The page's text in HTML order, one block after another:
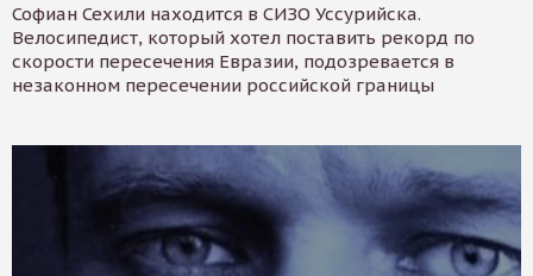
Софиан Сехили находится в СИЗО Уссурийска.
Велосипедист, который хотел поставить рекорд по
скорости пересечения Евразии, подозревается в
незаконном пересечении российской границы